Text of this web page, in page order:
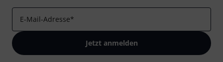
E-Mail-Adresse*
Jetzt anmelden